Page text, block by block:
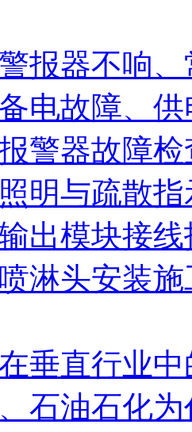
报器不响
电故障、
警器故障
明与疏散
出模块接
淋头安装
垂直行业
石油石化